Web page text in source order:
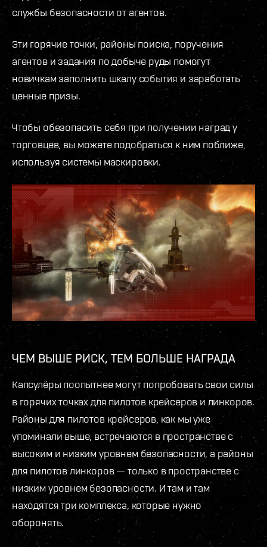
службы безопасности от агентов.
Эти горячие точки, районы поиска, поручения
агентов и задания по добыче руды помогут
новичкам заполнить шкалу события и заработать
ценные призы.
Чтобы обезопасить себя при получении наград у
торговцев, вы можете подобраться к ним поближе,
используя системы маскировки.
ЧЕМ ВЫШЕ РИСК, ТЕМ БОЛЬШЕ НАГРАДА
Капсулёры поопытнее могут попробовать свои силы
в горячих точках для пилотов крейсеров и линкоров.
Районы для пилотов крейсеров, как мы уже
упоминали выше, встречаются в пространстве с
высоким и низким уровнем безопасности, а районы
для пилотов линкоров — только в пространстве с
низким уровнем безопасности. И там и там
находятся три комплекса, которые нужно
оборонять.